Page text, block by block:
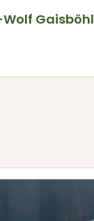
Wolf Gaisböhl